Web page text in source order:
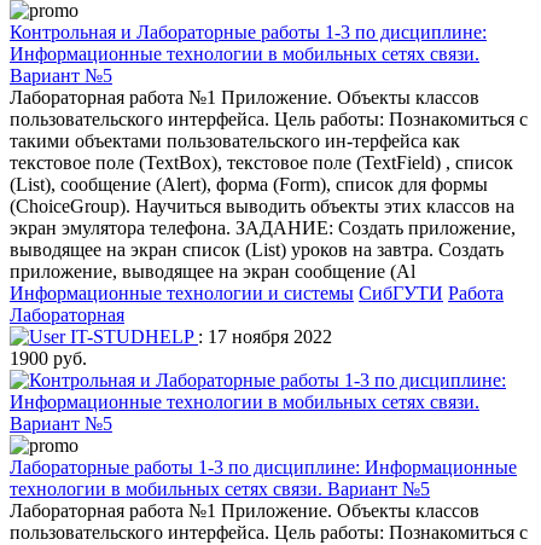
Контрольная и Лабораторные работы 1-3 по дисциплине:
Информационные технологии в мобильных сетях связи.
Вариант №5
Лабораторная работа №1 Приложение. Объекты классов
пользовательского интерфейса. Цель работы: Познакомиться с
такими объектами пользовательского ин-терфейса как
текстовое поле (TextBox), текстовое поле (TextField) , список
(List), сообщение (Alert), форма (Form), список для формы
(ChoiceGroup). Научиться выводить объекты этих классов на
экран эмулятора телефона. ЗАДАНИЕ: Создать приложение,
выводящее на экран список (List) уроков на завтра. Создать
приложение, выводящее на экран сообщение (Al
Информационные технологии и системы СибГУТИ Работа
Лабораторная
IT-STUDHELP : 17 ноября 2022
1900 руб.
Лабораторные работы 1-3 по дисциплине: Информационные
технологии в мобильных сетях связи. Вариант №5
Лабораторная работа №1 Приложение. Объекты классов
пользовательского интерфейса. Цель работы: Познакомиться с